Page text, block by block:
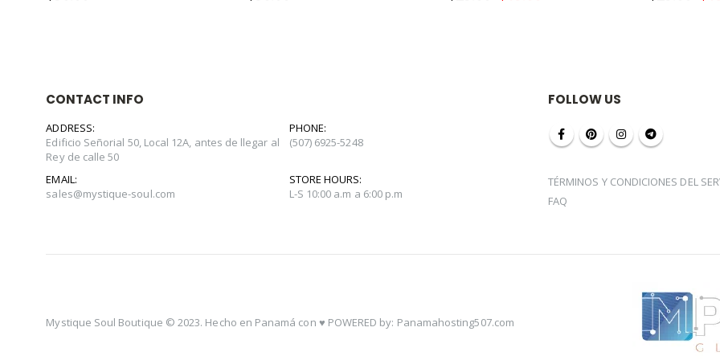
CONTACT INFO
ADDRESS:
Edificio Señorial 50, Local 12A, antes de llegar al
Rey de calle 50
PHONE:
(507) 6925-5248
EMAIL:
sales@mystique-soul.com
STORE HOURS:
L-S 10:00 a.m a 6:00 p.m
FOLLOW US
TÉRMINOS Y CONDICIONES DEL
FAQ
Mystique Soul Boutique © 2023. Hecho en Panamá con ♥️ POWERED by: Panamahosting507.com